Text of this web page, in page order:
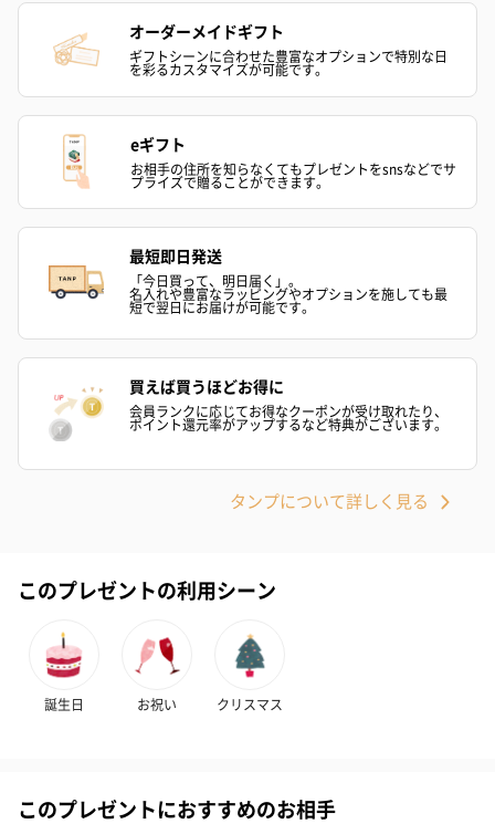
お酒を同梱してお届けいたします。
※20歳未満の方への酒類の販売はいたしません。
プレミアムビール イネ
ディット（712円）
酔鯨 純米吟醸 吟麗
（704円）
おつまみ・その他
お酒にぴったりのおつまみ・サプリを同梱してお届けいたしま
いぶりがっことチーズ
のオイル漬（981円）
ごろっとうまみ チーズ
のオイル漬（塩麹&レモ
ン）（981円）
オーダーメイドギフト
ギフトシーンに合わせた豊富なオプションで特別な日
を彩るカスタマイズが可能です。
eギフト
お相手の住所を知らなくてもプレゼントをsnsなどでサ
プライズで贈ることができます。
最短即日発送
「今日買って、明日届く」。
名入れや豊富なラッピングやオプションを施しても最
短で翌日にお届けが可能です。
買えば買うほどお得に
会員ランクに応じてお得なクーポンが受け取れたり、
ポイント還元率がアップするなど特典がございます。
タンプについて詳しく見る
このプレゼントの利用シーン
誕生日 お祝い クリスマス
このプレゼントにおすすめのお相手